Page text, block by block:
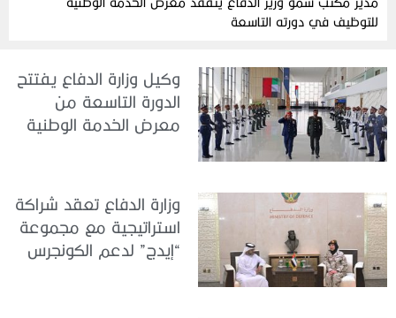
للتوظيف في دورته التاسعة
وكيل وزارة الدفاع يفتتح
الدورة التاسعة من
معرض الخدمة الوطنية
وزارة الدفاع تعقد شراكة
استراتيجية مع مجموعة
“إيدج” لدعم الكونجرس